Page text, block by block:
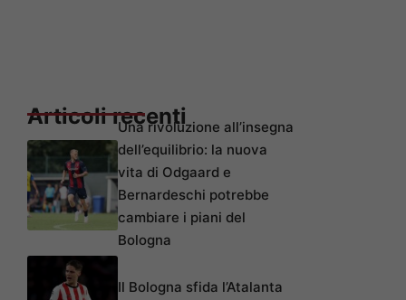
Articoli recentiUna rivoluzione all’insegna
dell’equilibrio: la nuova
vita di Odgaard e
Bernardeschi potrebbe
cambiare i piani del
Bologna
Il Bologna sfida l’Atalanta